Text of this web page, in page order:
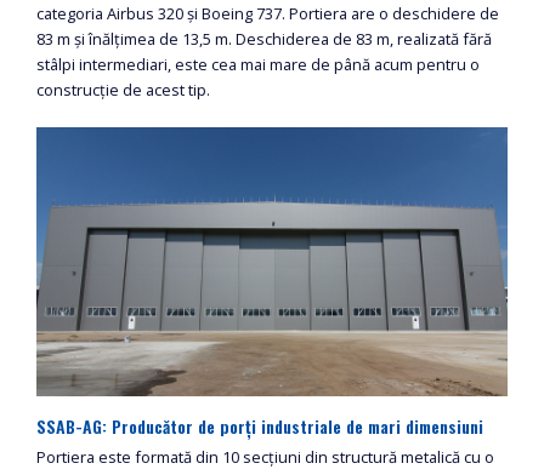
categoria Airbus 320 și Boeing 737. Portiera are o deschidere de
83 m și înălțimea de 13,5 m. Deschiderea de 83 m, realizată fără
stâlpi intermediari, este cea mai mare de până acum pentru o
construcție de acest tip.
SSAB-AG: Producător de porți industriale de mari dimensiuni
Portiera este formată din 10 secțiuni din structură metalică cu o